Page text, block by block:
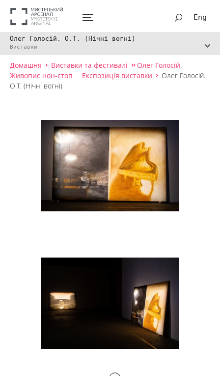
Eng
Олег Голосій. О.Т. (Нічні вогні)
Виставки
Домашня Виставки та фестивалі
Олег Голосій.
Живопис нон-стоп
Експозиція виставки
Олег Голосій.
О.Т. (Нічні вогні)